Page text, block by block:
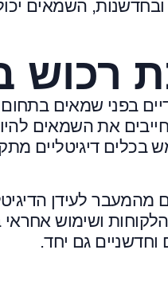
השמאים
רכוש
בפני שמאים
את השמאים
בכלים דיגיטליים
מהמעבר לעידן
ושימוש אחראי
גם יחד.